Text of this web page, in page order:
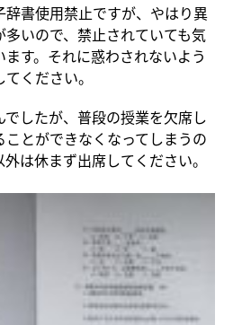
書使用禁止ですが、やはり異
いので、禁止されていても気
す。それに惑わされないよう
ください。
したが、普段の授業を欠席し
とができなくなってしまうの
は休まず出席してください。